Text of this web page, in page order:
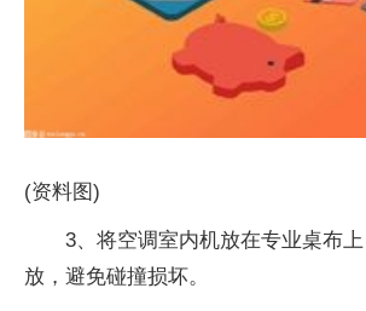
(资料图)
3、将空调室内机放在专业桌布
放，避免碰撞损坏。